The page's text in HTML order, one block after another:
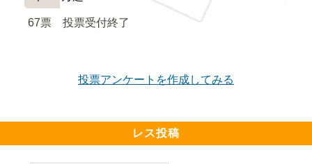
67票 投票受付終了
投票アンケートを作成してみる
レス投稿